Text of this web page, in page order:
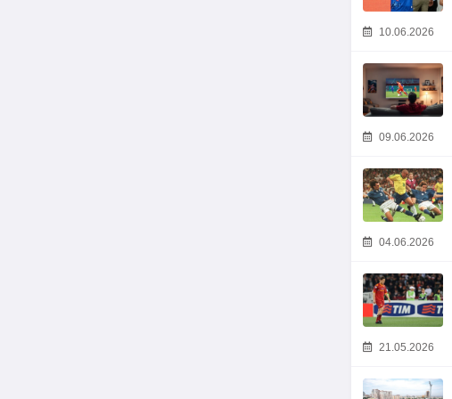
10.06.2026
09.06.2026
04.06.2026
21.05.2026